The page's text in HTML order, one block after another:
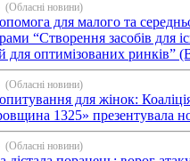
(Обласні новини)
для малого та
“Створення засобів для
для оптимізованих ринків”
(Обласні новини)
для жінок:
1325» презентувала
(Обласні новини)